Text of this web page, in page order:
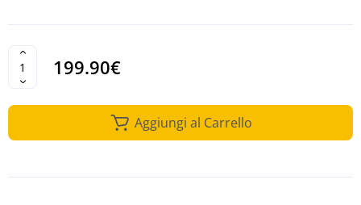
199.90€
Aggiungi al Carrello